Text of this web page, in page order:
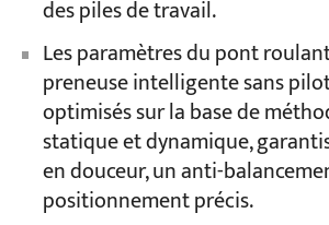
des piles de travail.
Les paramètres du pont
preneuse intelligente sans
optimisés sur la base de
statique et dynamique,
en douceur, un anti-
positionnement précis.